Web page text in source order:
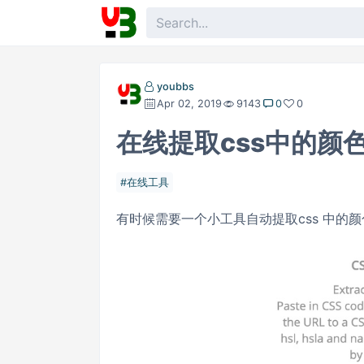
youbbs
Apr 02, 2019
9143 0 0
在线提取css中的颜
在线工具
有时候需要一个小工具自动提取css 中的